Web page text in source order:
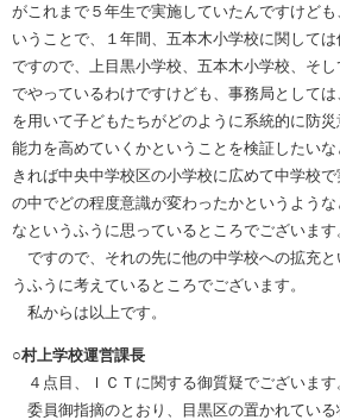
がこれまで５年生で実施していたんですけど
いうことで、１年間、五本木小学校に関しては
ですので、上目黒小学校、五本木小学校、そ
でやっているわけですけども、事務局として
を用いて子どもたちがどのように系統的に防
能力を高めていくかということを検証したい
きれば中央中学校区の小学校に広めて中学校
の中でどの程度意識が変わったかというよう
なというふうに思っているところでございます
ですので、それの先に他の中学校への拡充
うふうに考えているところでございます。
私からは以上です。
○村上学校運営課長
４点目、ＩＣＴに関する御質疑でございます
委員御指摘のとおり、目黒区の置かれてい